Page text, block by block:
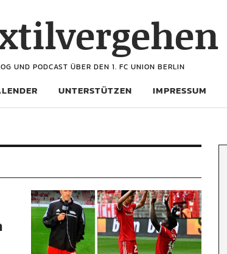
UND PODCAST ÜBER DEN 1. FC UNION BERLIN
UNTERSTÜTZEN IMPRESSUM